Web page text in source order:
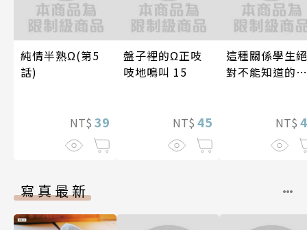
純情半熟Ω(第5
話)
NT$ 39
盤子裡的Ω正吱
吱地鳴叫 15
NT$ 45
這種關係學生絕
對不能知道的
兩人是甜蜜的現
在進行式～ 04
NT$
寫真最新